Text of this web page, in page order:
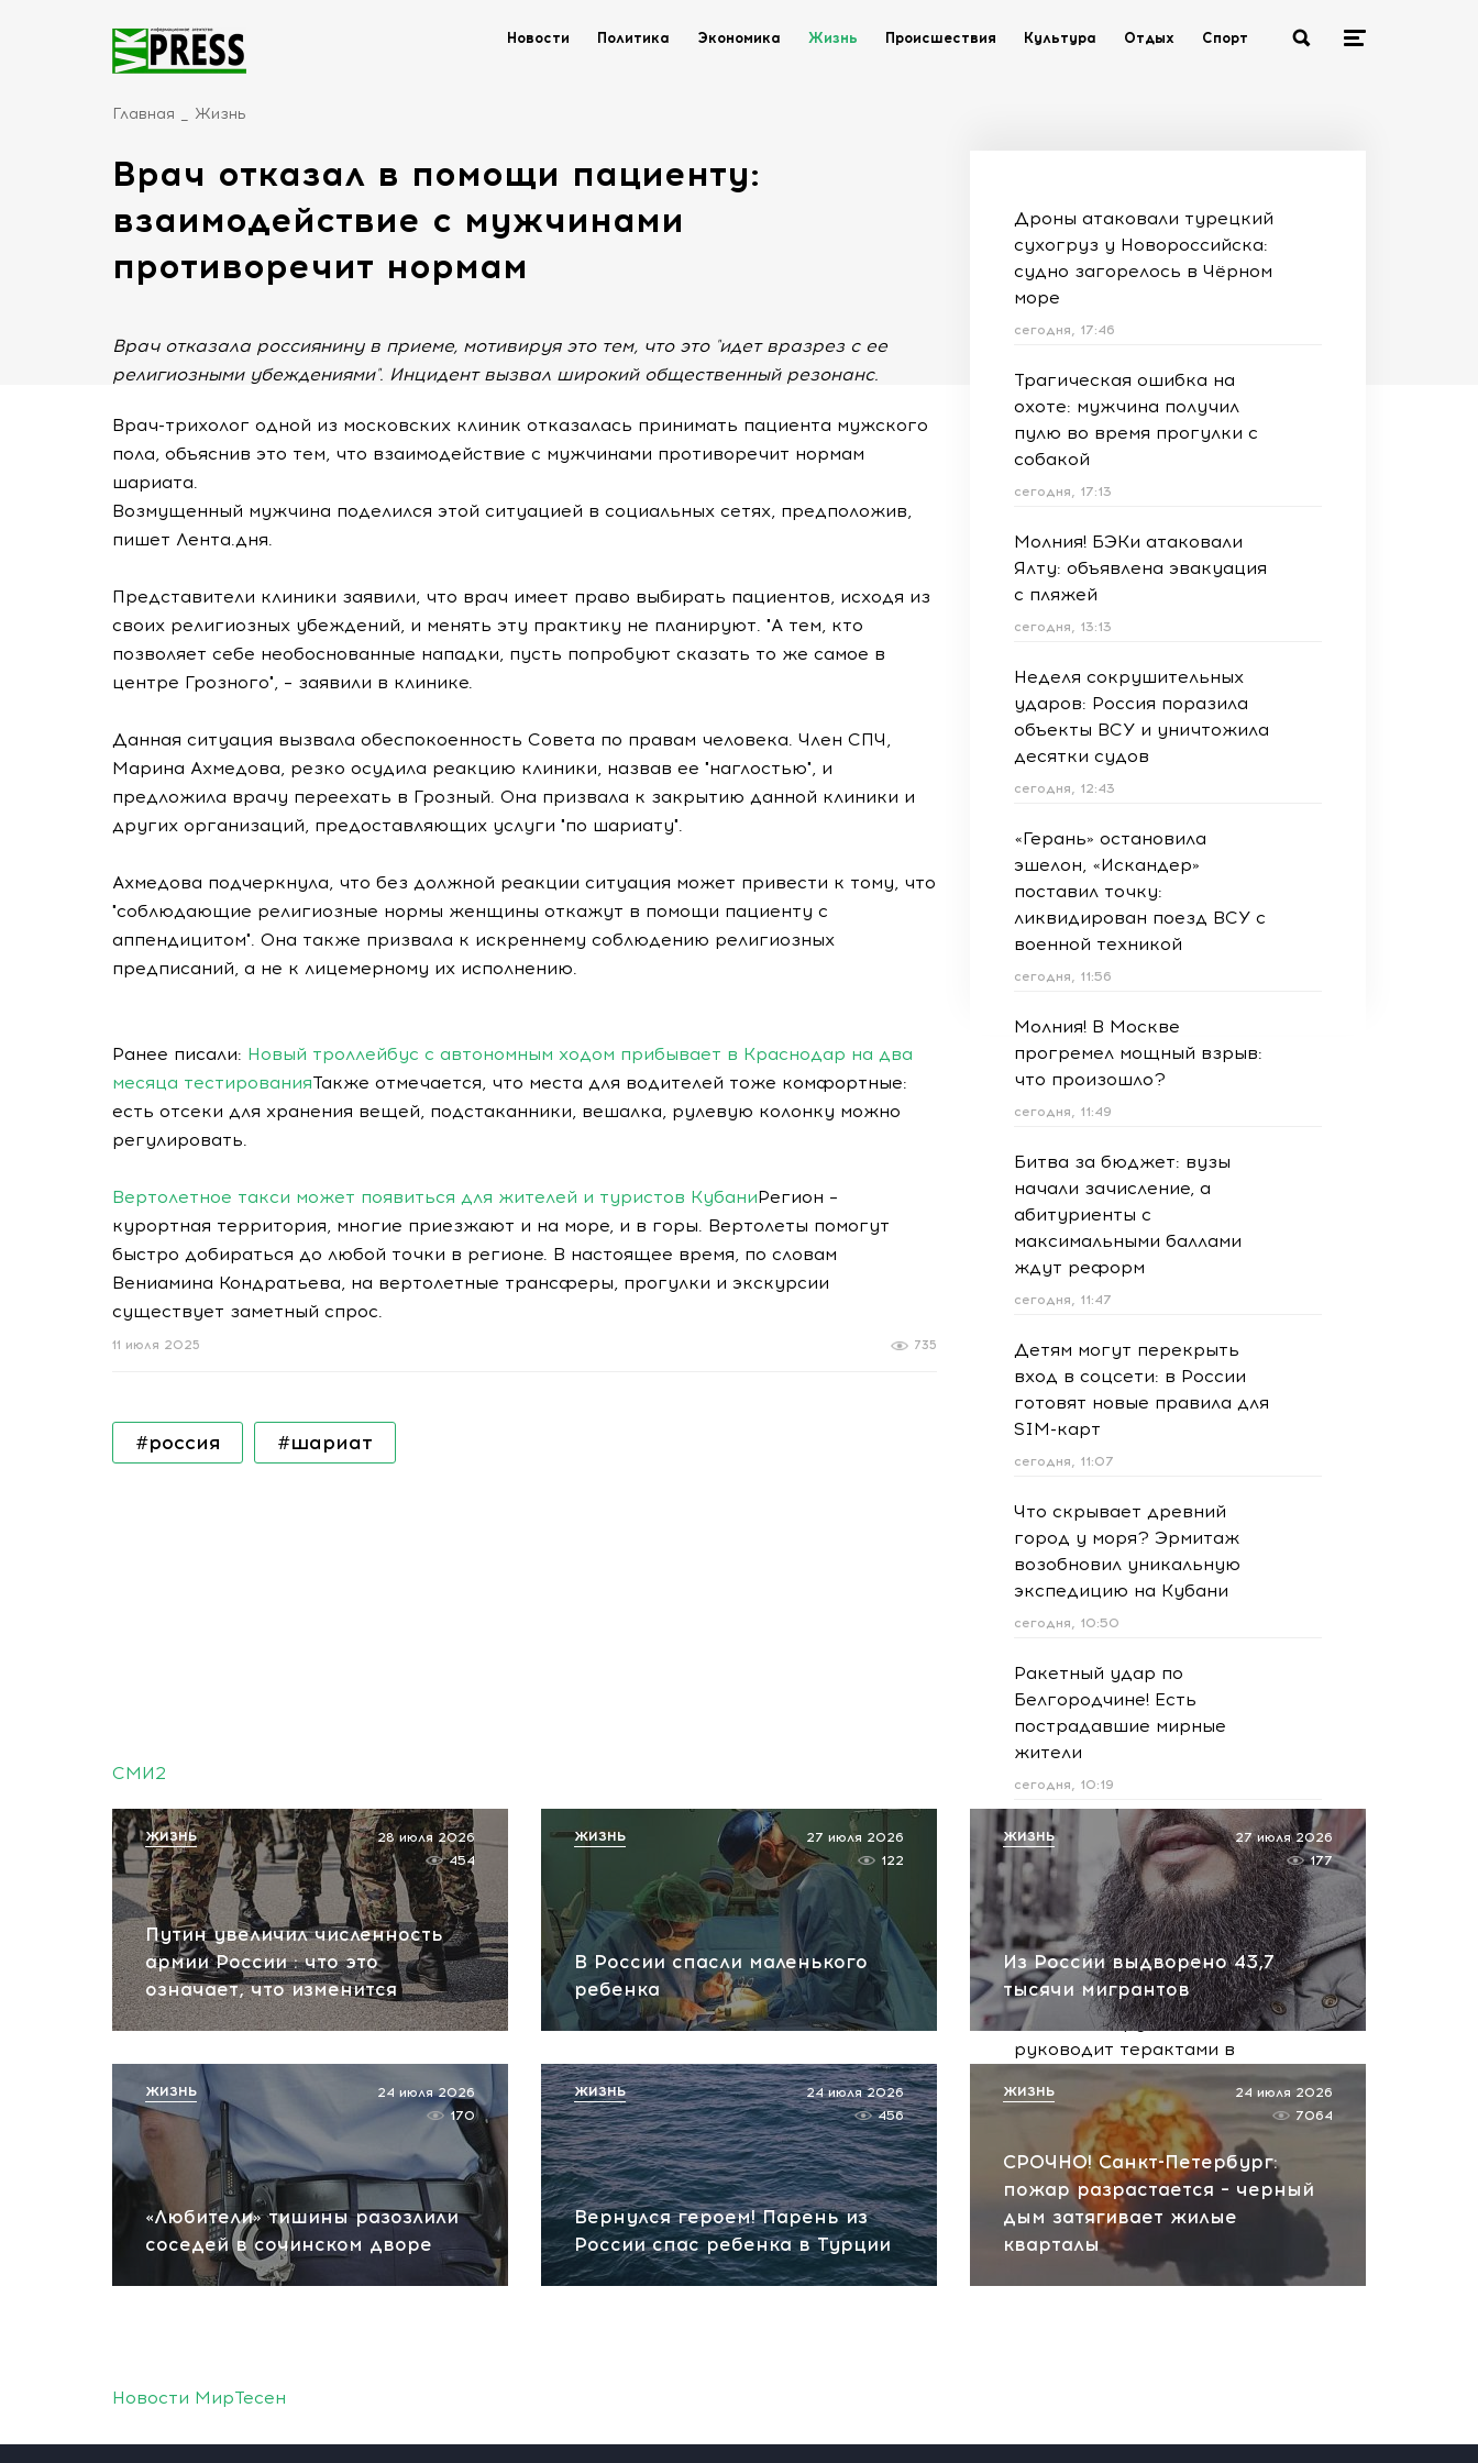
Новости Политика Экономика Жизнь Происшествия Культура Отдых Спорт
Главная Жизнь
Врач отказал в помощи пациенту:
взаимодействие с мужчинами
противоречит нормам
Врач отказала россиянину в приеме, мотивируя это тем, что это "идет вразрез с ее
религиозными убеждениями". Инцидент вызвал широкий общественный резонанс.
Врач-трихолог одной из московских клиник отказалась принимать пациента мужского
пола, объяснив это тем, что взаимодействие с мужчинами противоречит нормам
шариата.
Возмущенный мужчина поделился этой ситуацией в социальных сетях, предположив,
пишет Лента.дня.
Представители клиники заявили, что врач имеет право выбирать пациентов, исходя из
своих религиозных убеждений, и менять эту практику не планируют. "А тем, кто
позволяет себе необоснованные нападки, пусть попробуют сказать то же самое в
центре Грозного", – заявили в клинике.
Данная ситуация вызвала обеспокоенность Совета по правам человека. Член СПЧ,
Марина Ахмедова, резко осудила реакцию клиники, назвав ее "наглостью", и
предложила врачу переехать в Грозный. Она призвала к закрытию данной клиники и
других организаций, предоставляющих услуги "по шариату".
Ахмедова подчеркнула, что без должной реакции ситуация может привести к тому, что
"соблюдающие религиозные нормы женщины откажут в помощи пациенту с
аппендицитом". Она также призвала к искреннему соблюдению религиозных
предписаний, а не к лицемерному их исполнению.
Ранее писали: Новый троллейбус с автономным ходом прибывает в Краснодар на два
месяца тестированияТакже отмечается, что места для водителей тоже комфортные:
есть отсеки для хранения вещей, подстаканники, вешалка, рулевую колонку можно
регулировать.
Вертолетное такси может появиться для жителей и туристов КубаниРегион –
курортная территория, многие приезжают и на море, и в горы. Вертолеты помогут
быстро добираться до любой точки в регионе. В настоящее время, по словам
Вениамина Кондратьева, на вертолетные трансферы, прогулки и экскурсии
существует заметный спрос.
735
11 июля 2025
#россия #шариат
Дроны атаковали турецкий
сухогруз у Новороссийска:
судно загорелось в Чёрном
море
сегодня, 17:46
Трагическая ошибка на
охоте: мужчина получил
пулю во время прогулки с
собакой
сегодня, 17:13
Молния! БЭКи атаковали
Ялту: объявлена эвакуация
с пляжей
сегодня, 13:13
Неделя сокрушительных
ударов: Россия поразила
объекты ВСУ и уничтожила
десятки судов
сегодня, 12:43
«Герань» остановила
эшелон, «Искандер»
поставил точку:
ликвидирован поезд ВСУ с
военной техникой
сегодня, 11:56
Молния! В Москве
прогремел мощный взрыв:
что произошло?
сегодня, 11:49
Битва за бюджет: вузы
начали зачисление, а
абитуриенты с
максимальными баллами
ждут реформ
сегодня, 11:47
Детям могут перекрыть
вход в соцсети: в России
готовят новые правила для
SIM-карт
сегодня, 11:07
Что скрывает древний
город у моря? Эрмитаж
возобновил уникальную
экспедицию на Кубани
сегодня, 10:50
Ракетный удар по
Белгородчине! Есть
пострадавшие мирные
жители
сегодня, 10:19
Срочно! В Геленджике и
Новороссийске громко -
работает ПВО:
рекомендуется уйти с
пляжей
сегодня, 10:13
НАТО планирует и
руководит терактами в
заявление хакеров
сегодня, 10:07
СМИ2
Путин увеличил численность
армии России : что это
означает, что изменится
28 июля 2026
454
ЖИЗНЬ
В России спасли маленького
ребенка
27 июля 2026
122
ЖИЗНЬ
Из России выдворено 43,7
тысячи мигрантов
27 июля 2026
177
ЖИЗНЬ
«Любители» тишины разозлили
соседей в сочинском дворе
24 июля 2026
170
ЖИЗНЬ
Вернулся героем! Парень из
России спас ребенка в Турции
24 июля 2026
456
ЖИЗНЬ
СРОЧНО! Санкт-Петербург:
пожар разрастается – черный
дым затягивает жилые
кварталы
24 июля 2026
7064
ЖИЗНЬ
Новости МирТесен